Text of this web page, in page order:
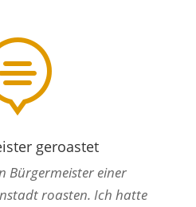
geroastet
Bürgermeister einer
roasten. Ich hatte